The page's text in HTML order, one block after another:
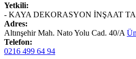
Yetkili:
- KAYA DEKORASYON İNŞAAT
Adres:
Altınşehir Mah. Nato Yolu Cad. 40/A
Telefon:
0216 499 64 94